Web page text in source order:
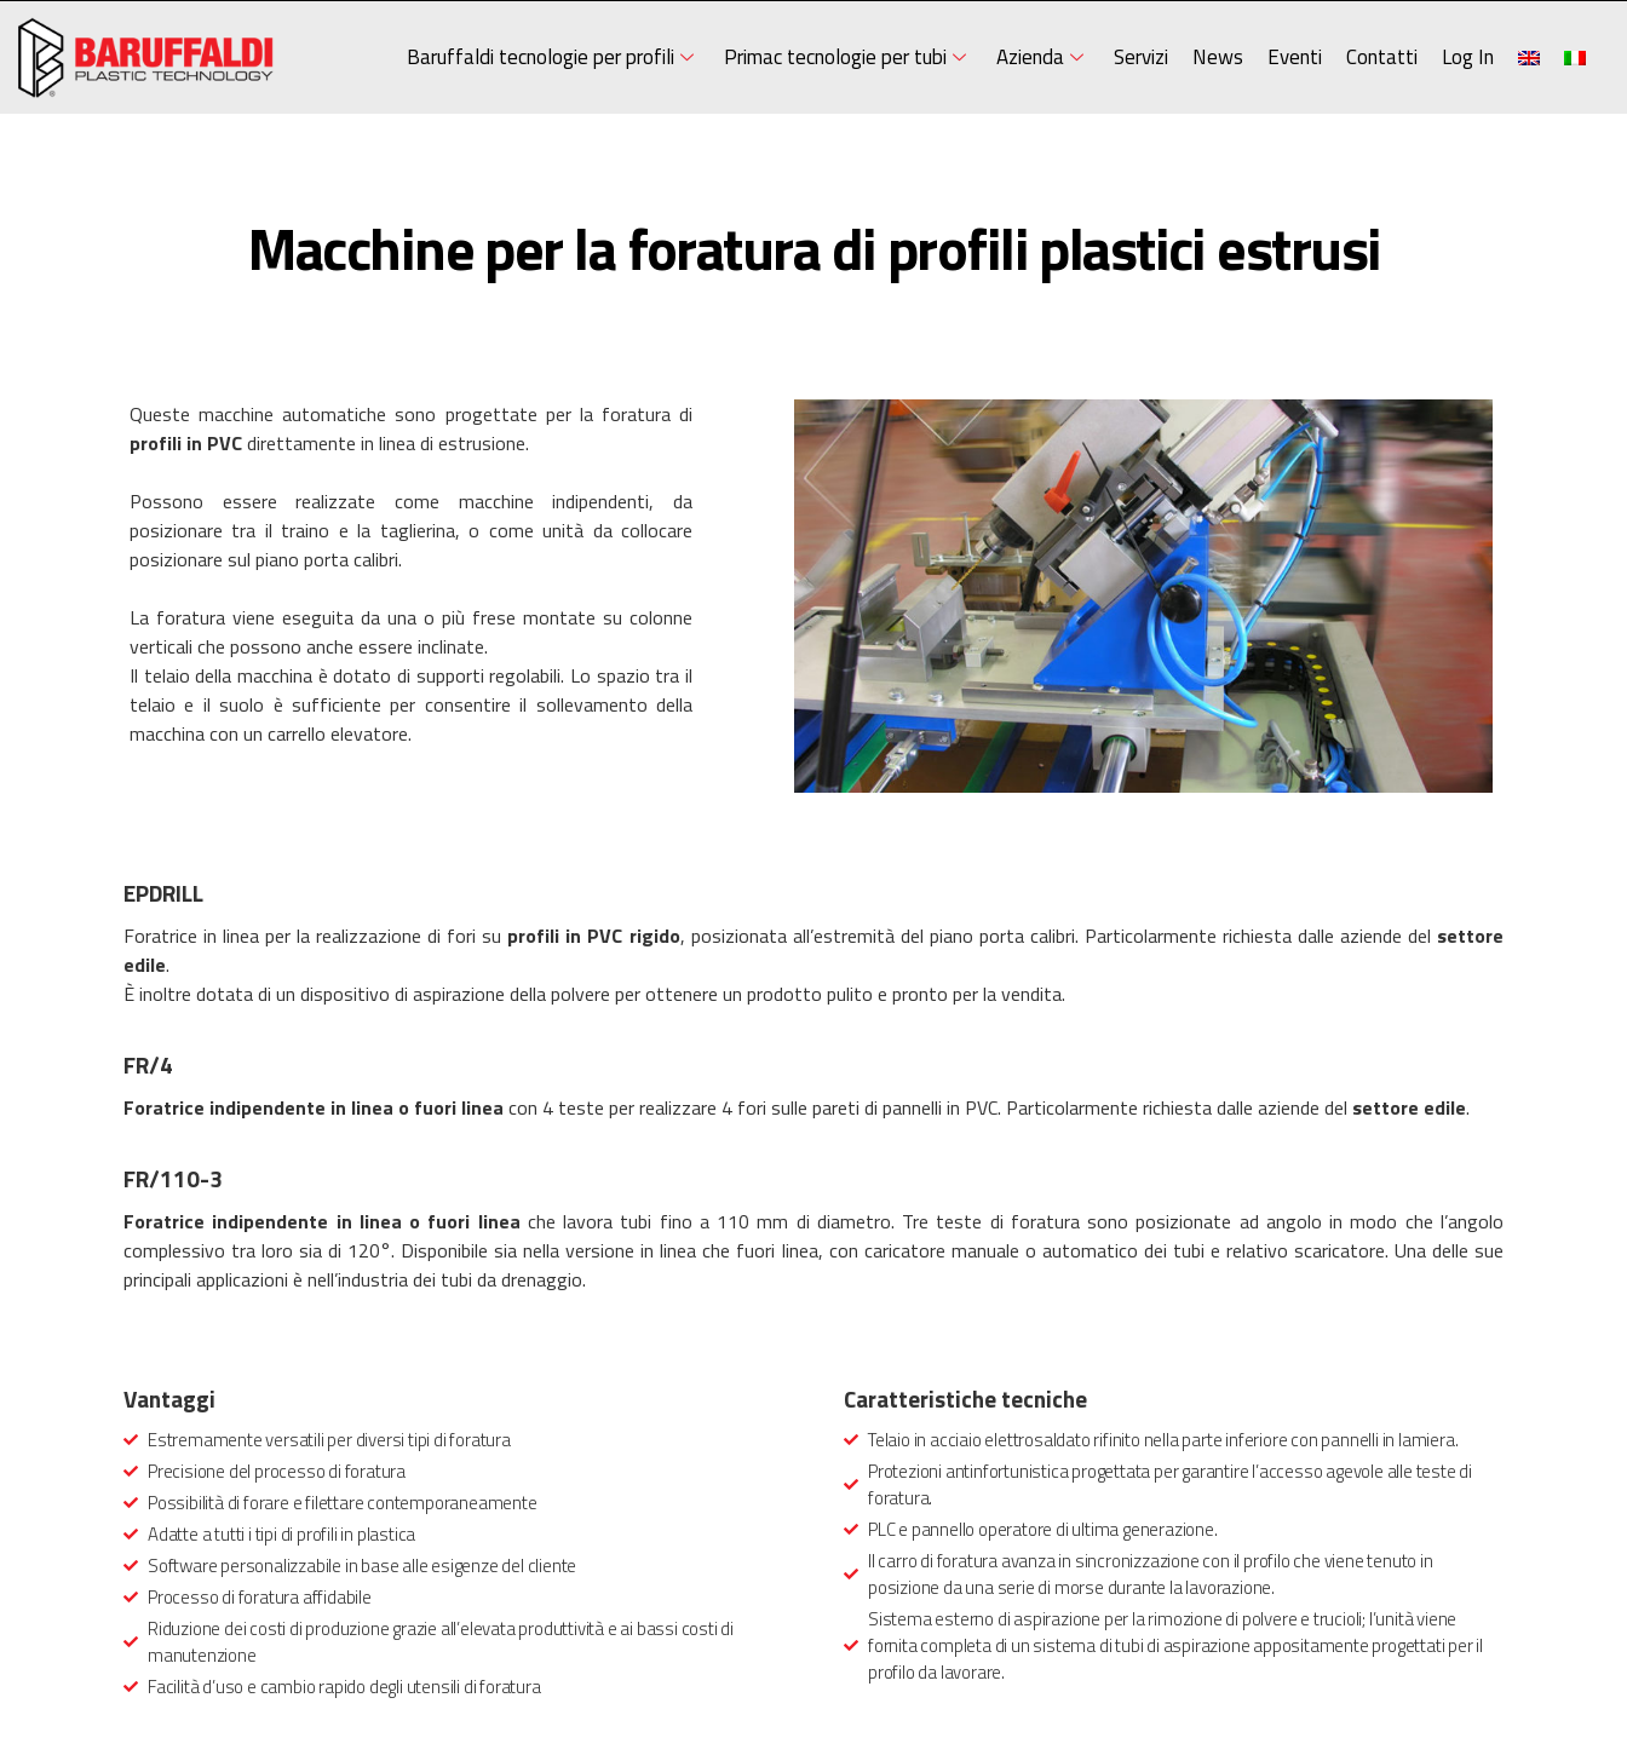
Baruffaldi tecnologie per profili Primac tecnologie per tubi Azienda Servizi News Eventi Contatti Log In
Macchine per la foratura di profili plastici estrusi
Queste macchine automatiche sono progettate per la foratura di
profili in PVCdirettamente in linea di estrusione.
Possono essere realizzate come macchine indipendenti, da
posizionare tra il traino e la taglierina, o come unità da collocare
posizionare sul piano porta calibri.
La foratura viene eseguita da una o più frese montate su colonne
verticali che possono anche essere inclinate.
Il telaio della macchina è dotato di supporti regolabili. Lo spazio tra il
telaio e il suolo è sufficiente per consentire il sollevamento della
macchina con un carrello elevatore.
EPDRILL
Foratrice in linea per la realizzazione di fori su profili in PVC rigido, posizionata all’estremità del piano porta calibri. Particolarmente richiesta dalle aziende del settore
edile.
È inoltre dotata di un dispositivo di aspirazione della polvere per ottenere un prodotto pulito e pronto per la vendita.
FR/4
Foratrice indipendente in linea o fuori linea con 4 teste per realizzare 4 fori sulle pareti di pannelli in PVC. Particolarmente richiesta dalle aziende del settore edile.
FR/110-3
Foratrice indipendente in linea o fuori linea che lavora tubi fino a 110 mm di diametro. Tre teste di foratura sono posizionate ad angolo in modo che l’angolo
complessivo tra loro sia di 120°. Disponibile sia nella versione in linea che fuori linea, con caricatore manuale o automatico dei tubi e relativo scaricatore. Una delle sue
principali applicazioni è nell’industria dei tubi da drenaggio.
Vantaggi
Estremamente versatili per diversi tipi di foratura
Precisione del processo di foratura
Possibilità di forare e filettare contemporaneamente
Adatte a tutti i tipi di profili in plastica
Software personalizzabile in base alle esigenze del cliente
Processo di foratura affidabile
Riduzione dei costi di produzione grazie all’elevata produttività e ai bassi costi di
manutenzione
Facilità d’uso e cambio rapido degli utensili di foratura
Caratteristiche tecniche
Telaio in acciaio elettrosaldato rifinito nella parte inferiore con pannelli in lamiera.
Protezioni antinfortunistica progettata per garantire l’accesso agevole alle teste di
foratura.
PLC e pannello operatore di ultima generazione.
Il carro di foratura avanza in sincronizzazione con il profilo che viene tenuto in
posizione da una serie di morse durante la lavorazione.
Sistema esterno di aspirazione per la rimozione di polvere e trucioli; l’unità viene
fornita completa di un sistema di tubi di aspirazione appositamente progettati per il
profilo da lavorare.